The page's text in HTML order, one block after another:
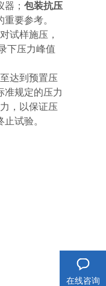
； 包装抗压
要参考。
试样施压，
下压力峰值
达到预置压
准规定的压力
，以保证压
试验。
在线咨询